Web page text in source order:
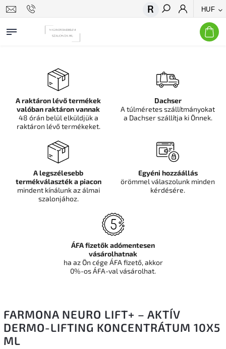
HUF
Keresés
FARMONA NEURO LIFT+ – AKTÍV
DERMO-LIFTING KONCENTRÁTUM 10X5
ML
A raktáron lévő termékek
valóban raktáron vannak
48 órán belül elküldjük a
raktáron lévő termékeket.
Dachser
A túlméretes szállítmányokat
a Dachser szállítja ki Önnek.
A legszélesebb
termékválaszték a piacon
mindent kínálunk az álmai
szalonjához.
Egyéni hozzáállás
örömmel válaszolunk minden
kérdésére.
ÁFA fizetők adómentesen
vásárolhatnak
ha az Ön cége ÁFA fizető, akkor
0%-os ÁFA-val vásárolhat.